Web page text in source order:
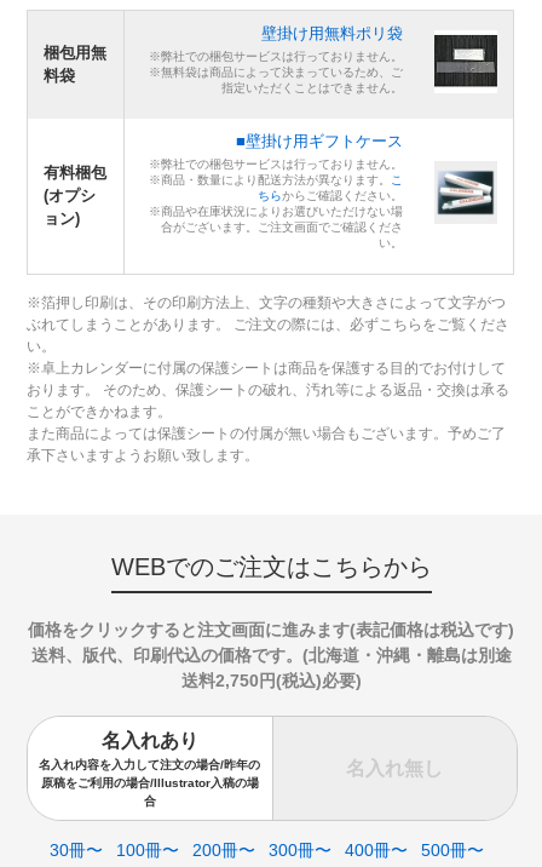
梱包用無
料袋
壁掛け用無料ポリ袋
※弊社での梱包サービスは行っておりません。
※無料袋は商品によって決まっているため、ご
指定いただくことはできません。
有料梱包
(オプシ
ョン)
■壁掛け用ギフトケース
※弊社での梱包サービスは行っておりません。
※商品・数量により配送方法が異なります。 こ
ちらからご確認ください。
※商品や在庫状況によりお選びいただけない場
合がございます。ご注文画面でご確認くださ
い。
※箔押し印刷は、その印刷方法上、文字の種類や大きさによって文字がつ
ぶれてしまうことがあります。 ご注文の際には、必ずこちらをご覧くださ
い。
※卓上カレンダーに付属の保護シートは商品を保護する目的でお付けして
おります。 そのため、保護シートの破れ、汚れ等による返品・交換は承る
ことができかねます。
また商品によっては保護シートの付属が無い場合もございます。予めご了
承下さいますようお願い致します。
WEBでのご注文はこちらから
価格をクリックすると注文画面に進みます(表記価格は税込です)
送料、版代、印刷代込の価格です。(北海道・沖縄・離島は別途
送料2,750円(税込)必要)
名入れあり
名入れ内容を入力して注文の場合/昨年の
原稿をご利用の場合/Illustrator入稿の場
合
名入れ無し
30冊〜 100冊〜 200冊〜 300冊〜 400冊〜 500冊〜